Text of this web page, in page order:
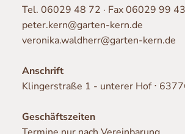
Tel. 06029 48 72 · Fax 06029 99
peter.kern@garten-kern.de
veronika.waldherr@garten-kern.de
Anschrift
Klingerstraße 1 - unterer Hof ⋅
Geschäftszeiten